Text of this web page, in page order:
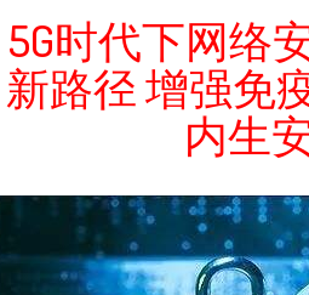
5G时代下网络
新路径 增强免
内生